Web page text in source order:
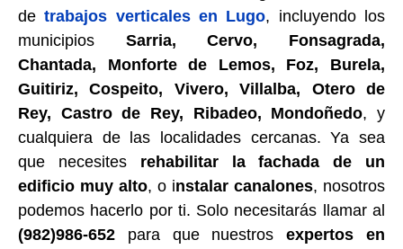
de trabajos verticales en Lugo, incluyendo los
municipios Sarria, Cervo, Fonsagrada,
Chantada, Monforte de Lemos, Foz, Burela,
Guitiriz, Cospeito, Vivero, Villalba, Otero de
Rey, Castro de Rey, Ribadeo, Mondoñedo, y
cualquiera de las localidades cercanas. Ya sea
que necesites rehabilitar la fachada de un
edificio muy alto, o instalar canalones, nosotros
podemos hacerlo por ti. Solo necesitarás llamar al
(982)986-652 para que nuestrosexpertos en